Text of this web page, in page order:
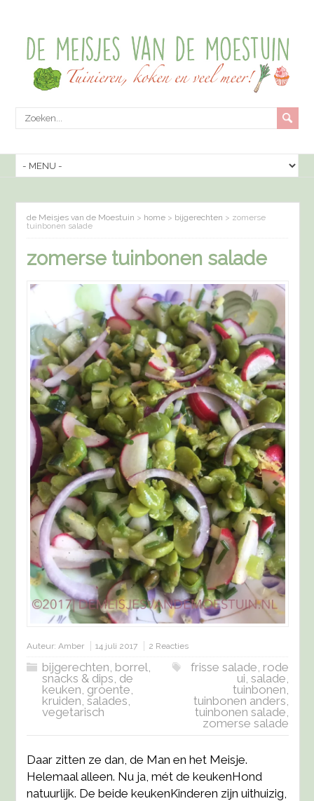
de Meisjes van de Moestuin > home > bijgerechten > zomerse
tuinbonen salade
zomerse tuinbonen salade
Auteur:Amber 14 juli 2017 2 Reacties
bijgerechten borrel,
snacks & dips de
keuken groente
kruiden ,salades
vegetarisch
frisse salade rode
ui salade
tuinbonen
tuinbonen anders
tuinbonen salade
zomerse salade
Daar zitten ze dan, de Man en het Meisje.
Helemaal alleen. Nu ja, mét de keukenHond
natuurlijk. De beide keukenKinderen zijn uithuizig,